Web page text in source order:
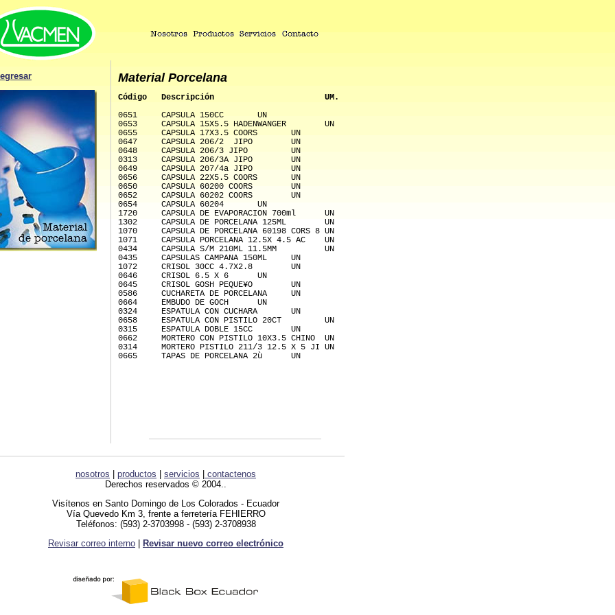
Material Porcelana
Código   Descripción                       UM.
0651     CAPSULA 150CC       UN
0653     CAPSULA 15X5.5 HADENWANGER        UN
0655     CAPSULA 17X3.5 COORS       UN
0647     CAPSULA 206/2  JIPO        UN
0648     CAPSULA 206/3 JIPO         UN
0313     CAPSULA 206/3A JIPO        UN
0649     CAPSULA 207/4a JIPO        UN
0656     CAPSULA 22X5.5 COORS       UN
0650     CAPSULA 60200 COORS        UN
0652     CAPSULA 60202 COORS        UN
0654     CAPSULA 60204       UN
1720     CAPSULA DE EVAPORACION 700ml      UN
1302     CAPSULA DE PORCELANA 125ML        UN
1070     CAPSULA DE PORCELANA 60198 CORS 8 UN
1071     CAPSULA PORCELANA 12.5X 4.5 AC    UN
0434     CAPSULA S/M 210ML 11.5MM          UN
0435     CAPSULAS CAMPANA 150ML     UN
1072     CRISOL 30CC 4.7X2.8        UN
0646     CRISOL 6.5 X 6      UN
0645     CRISOL GOSH PEQUE¥O        UN
0586     CUCHARETA DE PORCELANA     UN
0664     EMBUDO DE GOCH      UN
0324     ESPATULA CON CUCHARA       UN
0658     ESPATULA CON PISTILO 20CT         UN
0315     ESPATULA DOBLE 15CC        UN
0662     MORTERO CON PISTILO 10X3.5 CHINO  UN
0314     MORTERO PISTILO 211/3 12.5 X 5 JI UN
0665     TAPAS DE PORCELANA 2ù      UN
nosotros productos servicios
contactenos
Derechos reservados © 2004..
Visítenos en Santo Domingo de Los Colorados - Ecuador
Vía Quevedo Km 3, frente a ferretería FEHIERRO
Teléfonos: (593) 2-3703998 - (593) 2-3708938
Revisar correo interno
Revisar nuevo correo electrónico